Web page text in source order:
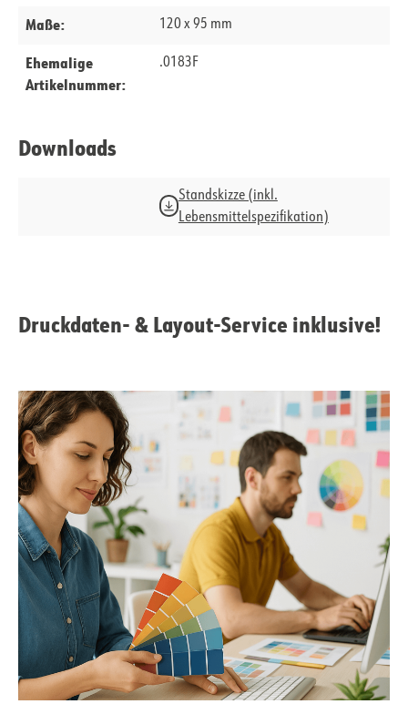
Maße: 120 x 95 mm
Ehemalige
Artikelnummer:
.0183F
Downloads
Standskizze (inkl.
Lebensmittelspezifikation)
Druckdaten- & Layout-Service inklusive!